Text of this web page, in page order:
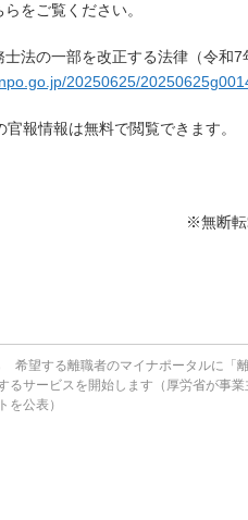
をご覧ください。
士法の一部を改正する法律（令和7
20250625/
報情報は無料で閲覧できます。
※無断転
希望する離職者のマイナポータルに「
るサービスを開始します（厚労省が事業
を公表）